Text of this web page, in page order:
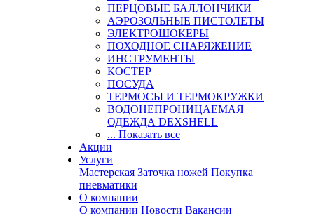
ПЕРЦОВЫЕ БАЛЛОНЧИКИ
АЭРОЗОЛЬНЫЕ ПИСТОЛЕТЫ
ЭЛЕКТРОШОКЕРЫ
ПОХОДНОЕ СНАРЯЖЕНИЕ
ИНСТРУМЕНТЫ
КОСТЕР
ПОСУДА
ТЕРМОСЫ И ТЕРМОКРУЖКИ
ВОДОНЕПРОНИЦАЕМАЯ
ОДЕЖДА DEXSHELL
... Показать все
Акции
Услуги
Мастерская Заточка ножей Покупка
пневматики
О компании
О компании Новости Вакансии